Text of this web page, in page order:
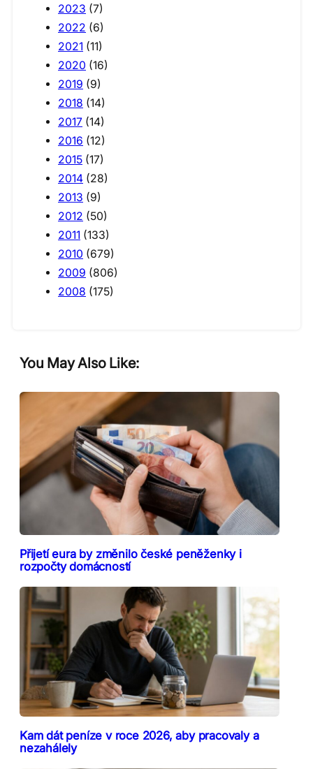
2023 (7)
2022 (6)
2021 (11)
2020 (16)
2019 (9)
2018 (14)
2017 (14)
2016 (12)
2015 (17)
2014 (28)
2013 (9)
2012 (50)
2011 (133)
2010 (679)
2009 (806)
2008 (175)
You May Also Like:
Přijetí eura by změnilo české peněženky i
rozpočty domácností
Kam dát peníze v roce 2026, aby pracovaly a
nezahálely